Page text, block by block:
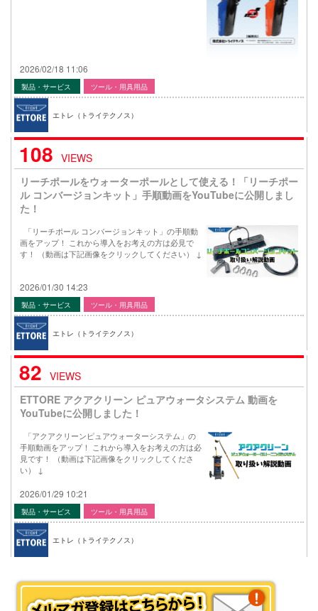
2026/02/18 11:06
製品・サービス ツール・用具用品
エトレ（トライテクノス）
108 VIEWS
リーチポールをウォーターポールとして使える！「リーチポー
ル コンバージョンキット」手順動画をYouTubeに公開しまし
た！
「リーチポール コンバージョンキット」の手順動
画をアップ！ これから導入をお考えの方は必見で
す！ （動画は下記画像をクリックしてください） ↓
2026/01/30 14:23
製品・サービス ツール・用具用品
エトレ（トライテクノス）
82 VIEWS
ETTORE アクアクリーン ピュアウォータシステム 動画を
YouTubeに公開しました！
「アクアクリーンピュアウォーターシステム」の
手順動画をアップ！ これから導入をお考えの方は必
見です！ （動画は下記画像をクリックしてくださ
い） ↓
2026/01/29 10:21
製品・サービス ツール・用具用品
エトレ（トライテクノス）